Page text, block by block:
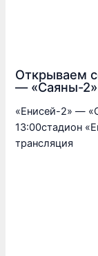
Открываем
— «Саяны-2»
«Енисей-2» —
13:00стадион
трансляция